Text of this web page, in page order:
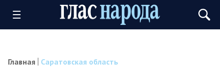
Главная Саратовская область